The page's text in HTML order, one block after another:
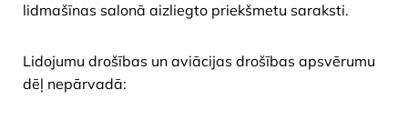
lidmašīnas salonā aizliegto priekšmetu saraksti.
Lidojumu drošības un aviācijas drošības apsvērumu
dēļ nepārvadā: